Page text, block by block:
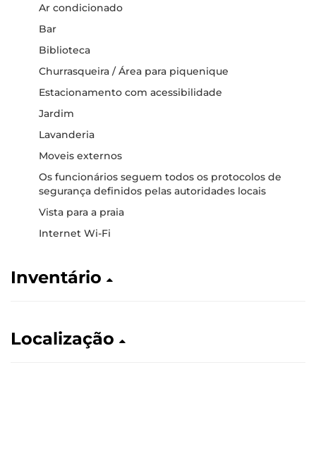
Ar condicionado
Bar
Biblioteca
Churrasqueira / Área para piquenique
Estacionamento com acessibilidade
Jardim
Lavanderia
Moveis externos
Os funcionários seguem todos os protocolos de
segurança definidos pelas autoridades locais
Vista para a praia
Internet Wi-Fi
Inventário
Localização